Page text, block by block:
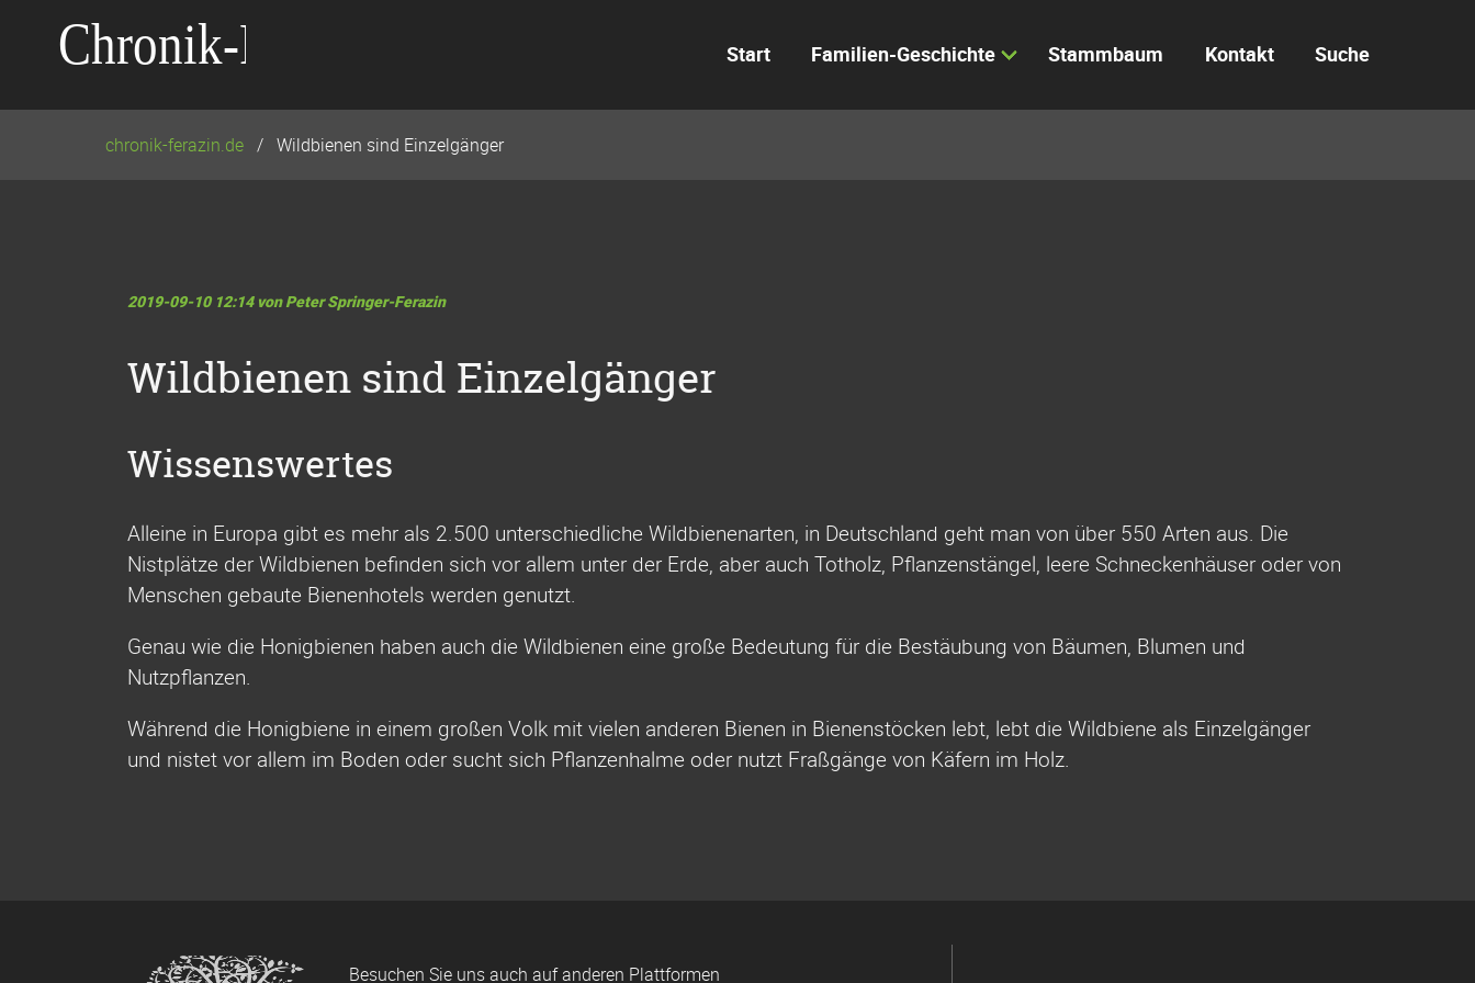
überspringen
Start Familien-Geschichte Stammbaum Kontakt Suche
chronik-ferazin.de Wildbienen sind Einzelgänger
2019-09-10 12:14von Peter Springer-Ferazin
Wildbienen sind Einzelgänger
Wissenswertes
Alleine in Europa gibt es mehr als 2.500 unterschiedliche Wildbienenarten, in Deutschland geht man von über 550 Arten aus. Die
Nistplätze der Wildbienen befinden sich vor allem unter der Erde, aber auch Totholz, Pflanzenstängel, leere Schneckenhäuser oder von
Menschen gebaute Bienenhotels werden genutzt.
Genau wie die Honigbienen haben auch die Wildbienen eine große Bedeutung für die Bestäubung von Bäumen, Blumen und
Nutzpflanzen.
Während die Honigbiene in einem großen Volk mit vielen anderen Bienen in Bienenstöcken lebt, lebt die Wildbiene als Einzelgänger
und nistet vor allem im Boden oder sucht sich Pflanzenhalme oder nutzt Fraßgänge von Käfern im Holz.
Besuchen Sie uns auch auf anderen Plattformen